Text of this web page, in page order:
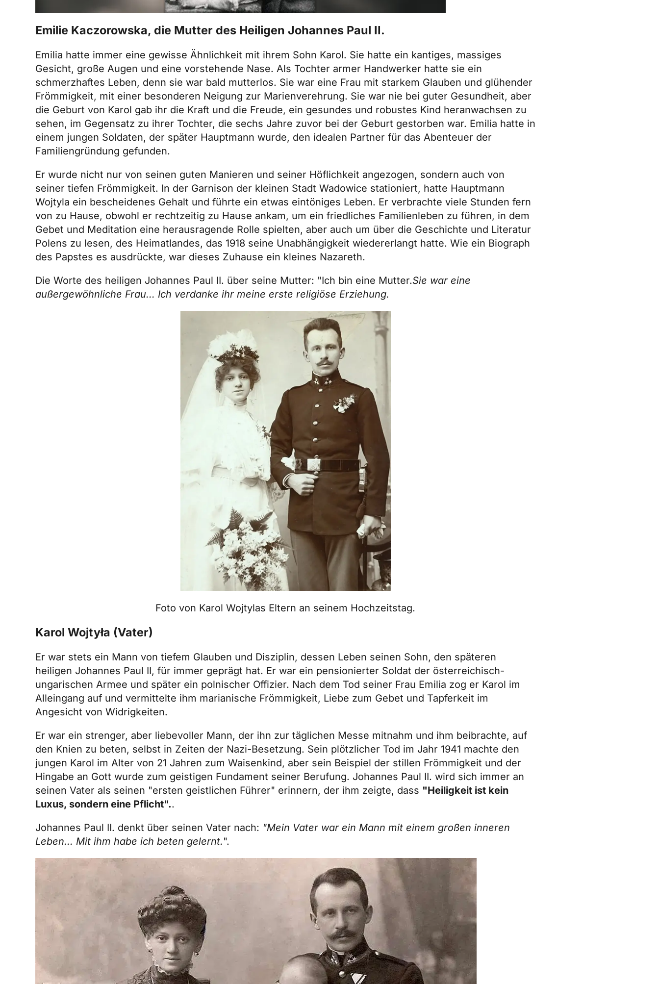
Emilie Kaczorowska, die Mutter des Heiligen Johannes Paul II.
Emilia hatte immer eine gewisse Ähnlichkeit mit ihrem Sohn Karol. Sie hatte ein kantiges, massiges
Gesicht, große Augen und eine vorstehende Nase. Als Tochter armer Handwerker hatte sie ein
schmerzhaftes Leben, denn sie war bald mutterlos. Sie war eine Frau mit starkem Glauben und glühender
Frömmigkeit, mit einer besonderen Neigung zur Marienverehrung. Sie war nie bei guter Gesundheit, aber
die Geburt von Karol gab ihr die Kraft und die Freude, ein gesundes und robustes Kind heranwachsen zu
sehen, im Gegensatz zu ihrer Tochter, die sechs Jahre zuvor bei der Geburt gestorben war. Emilia hatte in
einem jungen Soldaten, der später Hauptmann wurde, den idealen Partner für das Abenteuer der
Familiengründung gefunden.
Er wurde nicht nur von seinen guten Manieren und seiner Höflichkeit angezogen, sondern auch von
seiner tiefen Frömmigkeit. In der Garnison der kleinen Stadt Wadowice stationiert, hatte Hauptmann
Wojtyla ein bescheidenes Gehalt und führte ein etwas eintöniges Leben. Er verbrachte viele Stunden fern
von zu Hause, obwohl er rechtzeitig zu Hause ankam, um ein friedliches Familienleben zu führen, in dem
Gebet und Meditation eine herausragende Rolle spielten, aber auch um über die Geschichte und Literatur
Polens zu lesen, des Heimatlandes, das 1918 seine Unabhängigkeit wiedererlangt hatte. Wie ein Biograph
des Papstes es ausdrückte, war dieses Zuhause ein kleines Nazareth.
Die Worte des heiligen Johannes Paul II. über seine Mutter: "Ich bin eine Mutter.Sie war eine
außergewöhnliche Frau... Ich verdanke ihr meine erste religiöse Erziehung.
Foto von Karol Wojtylas Eltern an seinem Hochzeitstag.
Karol Wojtyła (Vater)
Er war stets ein Mann von tiefem Glauben und Disziplin, dessen Leben seinen Sohn, den späteren
heiligen Johannes Paul II, für immer geprägt hat. Er war ein pensionierter Soldat der österreichisch-
ungarischen Armee und später ein polnischer Offizier. Nach dem Tod seiner Frau Emilia zog er Karol im
Alleingang auf und vermittelte ihm marianische Frömmigkeit, Liebe zum Gebet und Tapferkeit im
Angesicht von Widrigkeiten.
Er war ein strenger, aber liebevoller Mann, der ihn zur täglichen Messe mitnahm und ihm beibrachte, auf
den Knien zu beten, selbst in Zeiten der Nazi-Besetzung. Sein plötzlicher Tod im Jahr 1941 machte den
jungen Karol im Alter von 21 Jahren zum Waisenkind, aber sein Beispiel der stillen Frömmigkeit und der
Hingabe an Gott wurde zum geistigen Fundament seiner Berufung. Johannes Paul II. wird sich immer an
seinen Vater als seinen "ersten geistlichen Führer" erinnern, der ihm zeigte, dass "Heiligkeit ist kein
Luxus, sondern eine Pflicht"..
Johannes Paul II. denkt über seinen Vater nach: "Mein Vater war ein Mann mit einem großen inneren
Leben... Mit ihm habe ich beten gelernt.".